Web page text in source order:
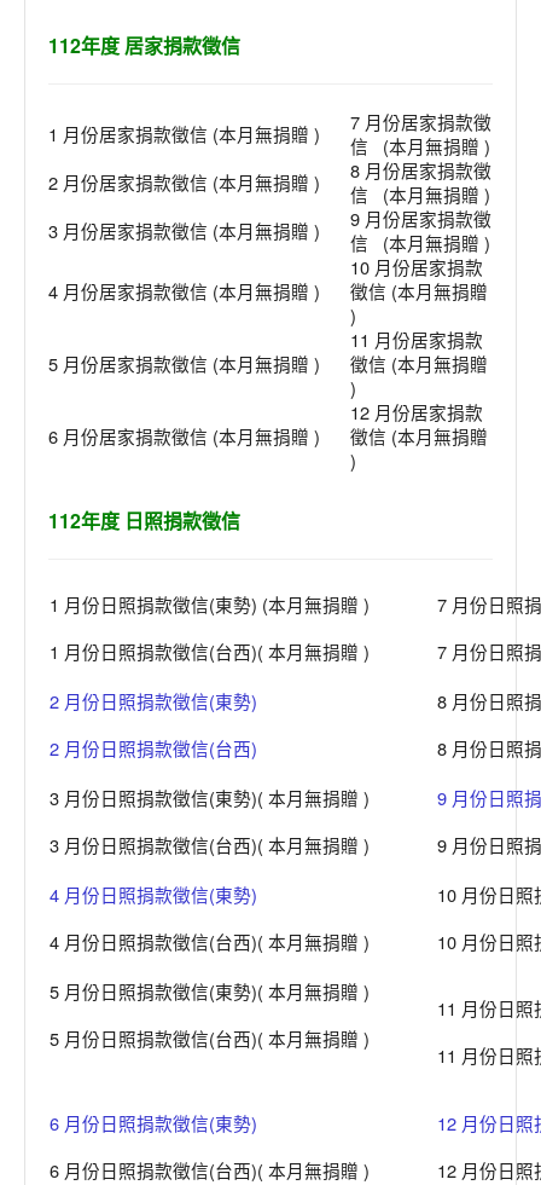
112年度 居家捐款徵信
1 月份居家捐款徵信 (本月無捐贈 )
7 月份居家捐款徵
信 (本月無捐贈 )
2 月份居家捐款徵信 (本月無捐贈 )
8 月份居家捐款徵
信 (本月無捐贈 )
3 月份居家捐款徵信 (本月無捐贈 )
9 月份居家捐款徵
信 (本月無捐贈 )
4 月份居家捐款徵信 (本月無捐贈 )
10 月份居家捐款
徵信 (本月無捐贈
)
5 月份居家捐款徵信 (本月無捐贈 )
11 月份居家捐款
徵信 (本月無捐贈
)
6 月份居家捐款徵信 (本月無捐贈 )
12 月份居家捐款
徵信 (本月無捐贈
)
112年度 日照捐款徵信
1 月份日照捐款徵信(東勢) (本月無捐贈 )
1 月份日照捐款徵信(台西)( 本月無捐贈 )
7 月份日照
7 月份日照
2 月份日照捐款徵信(東勢)
2 月份日照捐款徵信(台西)
8 月份日照
8 月份日照
3 月份日照捐款徵信(東勢)( 本月無捐贈 )
3 月份日照捐款徵信(台西)( 本月無捐贈 )
9 月份日照
9 月份日照
4 月份日照捐款徵信(東勢)
4 月份日照捐款徵信(台西)( 本月無捐贈 )
10 月份日
10 月份日
5 月份日照捐款徵信(東勢)( 本月無捐贈 )
5 月份日照捐款徵信(台西)( 本月無捐贈 )
11 月份日
11 月份日
6 月份日照捐款徵信(東勢)
6 月份日照捐款徵信(台西)( 本月無捐贈 )
12 月份日
12 月份日